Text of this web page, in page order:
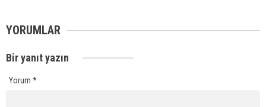
YORUMLAR
Bir yanıt yazın
Yorum *